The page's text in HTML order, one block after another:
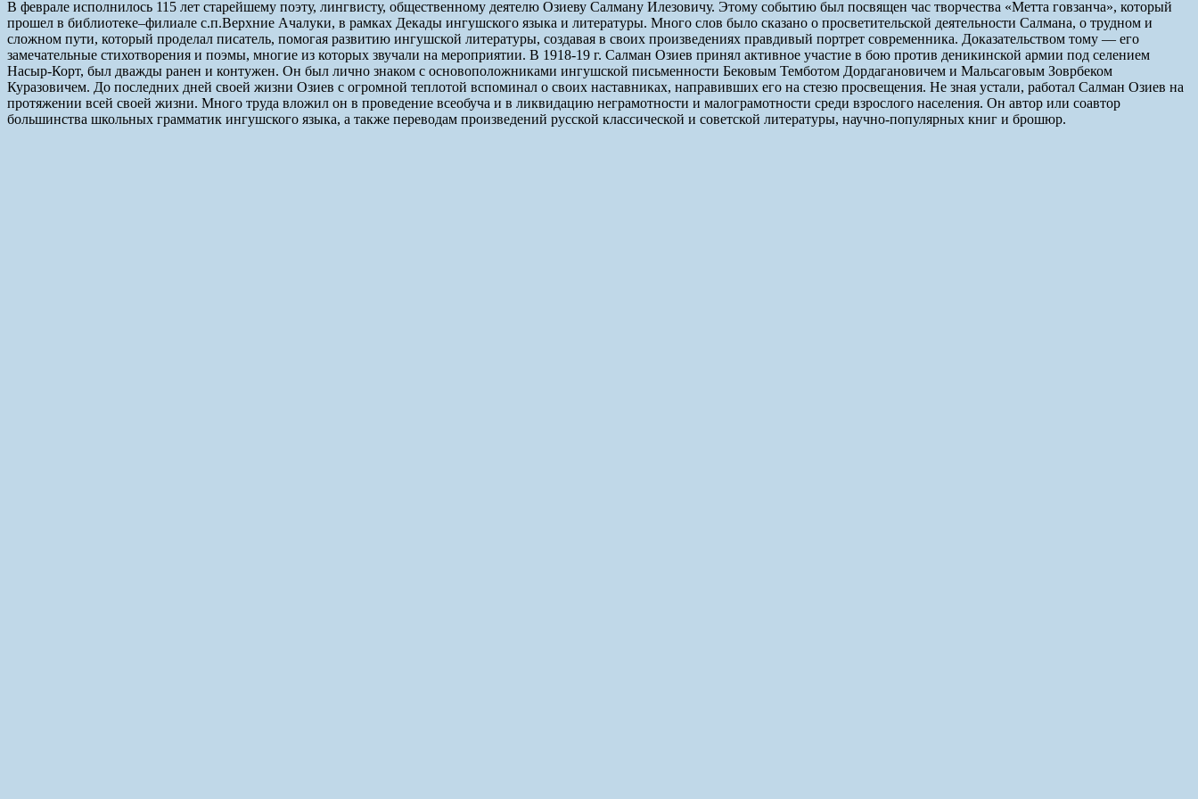
В феврале исполнилось 115 лет старейшему поэту, лингвисту, общественному деятелю Озиеву Салману Илезовичу. Этому событию был посвящен час творчества «Метта говзанча», который
прошел в библиотеке–филиале с.п.Верхние Ачалуки, в рамках Декады ингушского языка и литературы. Много слов было сказано о просветительской деятельности Салмана, о трудном и
сложном пути, который проделал писатель, помогая развитию ингушской литературы, создавая в своих произведениях правдивый портрет современника. Доказательством тому — его
замечательные стихотворения и поэмы, многие из которых звучали на мероприятии. В 1918-19 г. Салман Озиев принял активное участие в бою против деникинской армии под селением
Насыр-Корт, был дважды ранен и контужен. Он был лично знаком с основоположниками ингушской письменности Бековым Темботом Дордагановичем и Мальсаговым Зоврбеком
Куразовичем. До последних дней своей жизни Озиев с огромной теплотой вспоминал о своих наставниках, направивших его на стезю просвещения. Не зная устали, работал Салман Озиев на
протяжении всей своей жизни. Много труда вложил он в проведение всеобуча и в ликвидацию неграмотности и малограмотности среди взрослого населения. Он автор или соавтор
большинства школьных грамматик ингушского языка, а также переводам произведений русской классической и советской литературы, научно-популярных книг и брошюр.